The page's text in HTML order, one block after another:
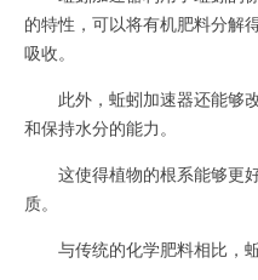
的特性，可以将有机肥料分解
吸收。
此外，蚯蚓加速器还能够改
和保持水分的能力。
这使得植物的根系能够更好
质。
与传统的化学肥料相比，蚯